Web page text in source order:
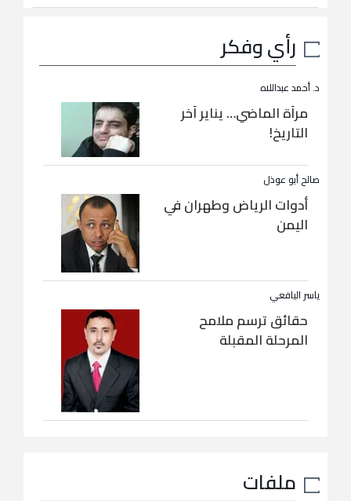
رأي وفكر
د. أحمد عبداللاه
مرآة الماضي… يناير آخر
التاريخ!
صالح أبو عوذل
أدوات الرياض وطهران في
اليمن
ياسر اليافعي
حقائق ترسم ملامح
المرحلة المقبلة
ملفات